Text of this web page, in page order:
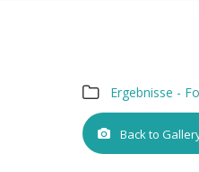
Ergebnisse -
Back to